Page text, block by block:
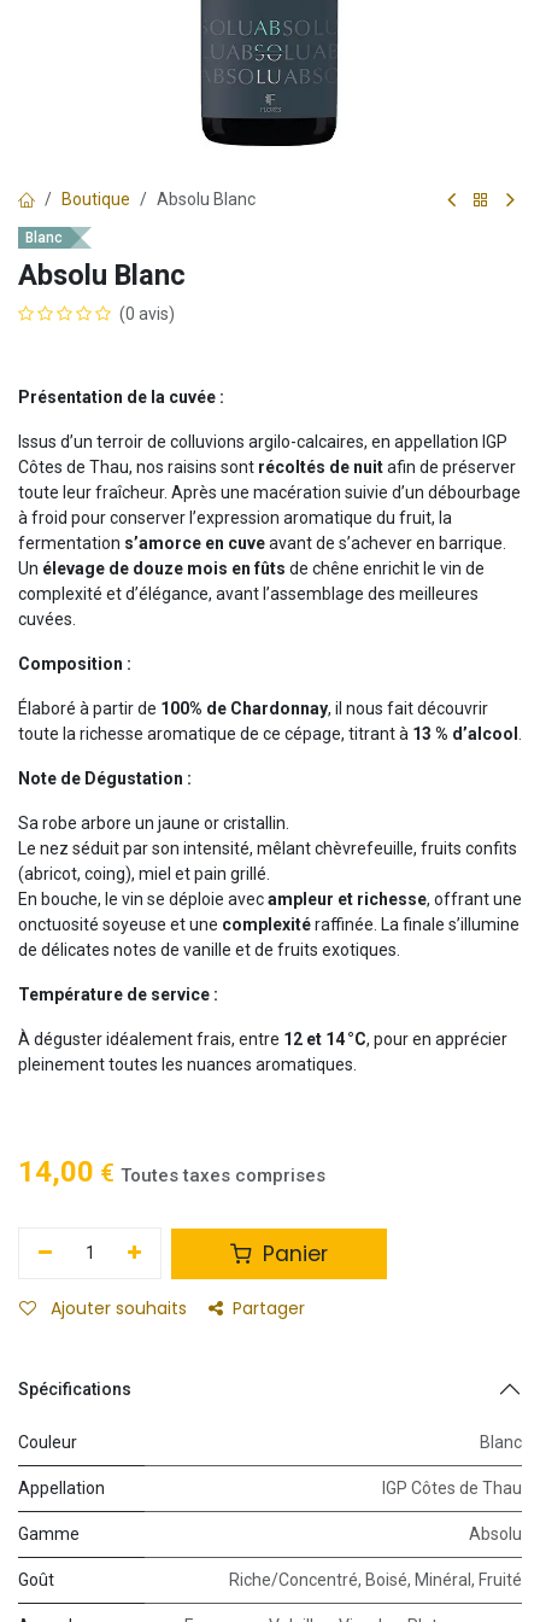
Boutique Absolu Blanc
Blanc
Absolu Blanc
(0 avis)
Présentation de la cuvée :
Issus d’un terroir de colluvions argilo-calcaires, en appellation IGP
Côtes de Thau, nos raisins sont récoltés de nuitafin de préserver
toute leur fraîcheur. Après une macération suivie d’un débourbage
à froid pour conserver l’expression aromatique du fruit, la
fermentation s’amorce en cuveavant de s’achever en barrique.
Un élevage de douze mois en fûts de chêne enrichit le vin de
complexité et d’élégance, avant l’assemblage des meilleures
cuvées.
Composition :
Élaboré à partir de 100% de Chardonnay, il nous fait découvrir
toute la richesse aromatique de ce cépage, titrant à 13 % d’alcool .
Note de Dégustation :
Sa robe arbore un jaune or cristallin.
Le nez séduit par son intensité, mêlant chèvrefeuille, fruits confits
(abricot, coing), miel et pain grillé.
En bouche, le vin se déploie avecampleur et richesse, offrant une
onctuosité soyeuse et une complexitéraffinée. La finale s’illumine
de délicates notes de vanille et de fruits exotiques.
Température de service :
À déguster idéalement frais, entre 12 et 14 °C, pour en apprécier
pleinement toutes les nuances aromatiques.
14,00 € Toutes taxes comprises
Panier
Ajouter souhaits Partager
Spécifications
Couleur Blanc
Appellation IGP Côtes de Thau
Gamme Absolu
Goût Riche/Concentré, Boisé, Minéral, Fruité